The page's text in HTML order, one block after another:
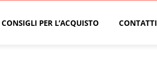
CONSIGLI PER L’ACQUISTO CONTATTI